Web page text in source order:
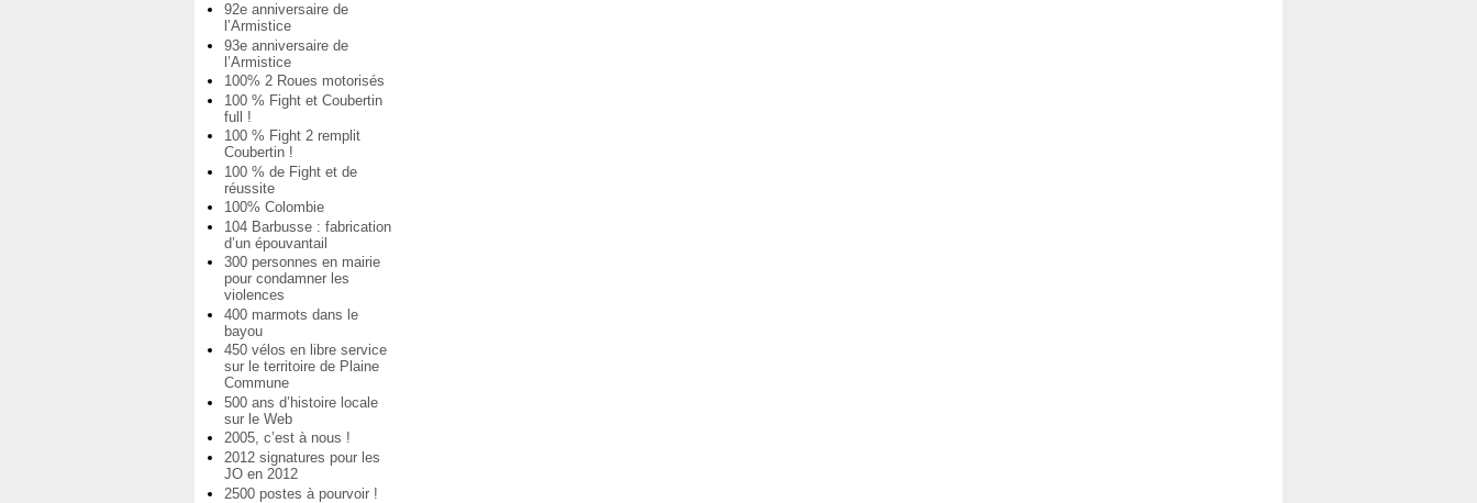
92e anniversaire de
l’Armistice
93e anniversaire de
l’Armistice
100% 2 Roues motorisés
100 % Fight et Coubertin
full !
100 % Fight 2 remplit
Coubertin !
100 % de Fight et de
réussite
100% Colombie
104 Barbusse : fabrication
d’un épouvantail
300 personnes en mairie
pour condamner les
violences
400 marmots dans le
bayou
450 vélos en libre service
sur le territoire de Plaine
Commune
500 ans d’histoire locale
sur le Web
2005, c’est à nous !
2012 signatures pour les
JO en 2012
2500 postes à pourvoir !